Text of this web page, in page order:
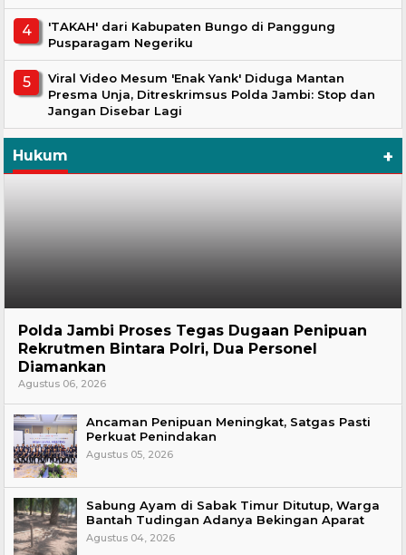
'TAKAH' dari Kabupaten Bungo di Panggung
Pusparagam Negeriku
Viral Video Mesum 'Enak Yank' Diduga Mantan
Presma Unja, Ditreskrimsus Polda Jambi: Stop dan
Jangan Disebar Lagi
Hukum +
Polda Jambi Proses Tegas Dugaan Penipuan
Rekrutmen Bintara Polri, Dua Personel
Diamankan
Agustus 06, 2026
Ancaman Penipuan Meningkat, Satgas Pasti
Perkuat Penindakan
Agustus 05, 2026
Sabung Ayam di Sabak Timur Ditutup, Warga
Bantah Tudingan Adanya Bekingan Aparat
Agustus 04, 2026